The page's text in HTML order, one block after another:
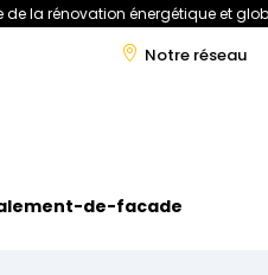
de la rénovation énergétique et
Notre réseau
Rénovation Énergétique
de-facade